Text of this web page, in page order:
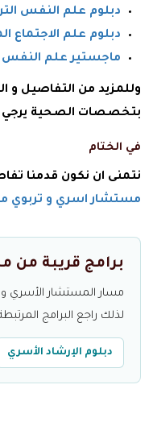
دبلوم علم النفس
دبلوم علم الاجتماع
ماجستير علم النفس
وللمزيد من التفاصيل و
بتخصصات الصحية يرجي
في الختام
نتمنى ان نكون قدمنا
مستشار اسري و تربوي
برامج قريبة من
مسار المستشار الأسري
لذلك راجع البرامج
دبلوم الإرشاد الأسري